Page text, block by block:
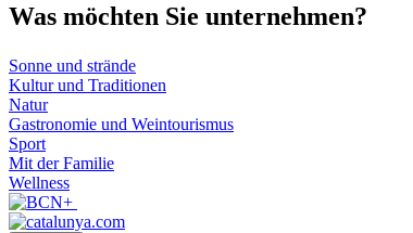
Was möchten Sie unternehmen?
Sonne und strände
Kultur und Traditionen
Natur
Gastronomie und Weintourismus
Sport
Mit der Familie
Wellness